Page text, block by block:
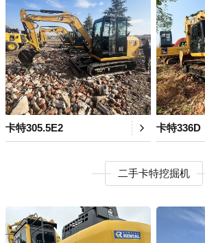
卡特305.5E2 卡特336D
二手卡特挖掘机